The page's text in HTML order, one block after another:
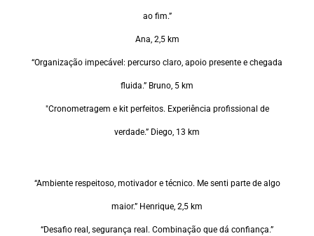
ao fim.”
Ana, 2,5 km
“Organização impecável: percurso claro, apoio presente e chegada
fluida.” Bruno, 5 km
"Cronometragem e kit perfeitos. Experiência profissional de
verdade.” Diego, 13 km
“Ambiente respeitoso, motivador e técnico. Me senti parte de algo
maior.” Henrique, 2,5 km
“Desafio real, segurança real. Combinação que dá confiança.”